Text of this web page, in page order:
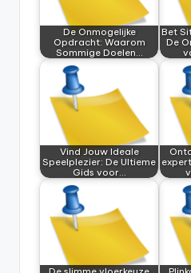
De Onmogelijke
Opdracht: Waarom
Sommige Doelen…
Bet
De
Vind Jouw Ideale
Speelplezier: De Ultieme
Gids voor…